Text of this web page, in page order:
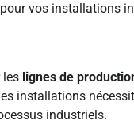
vos installations
les lignes de
installations
industriels.